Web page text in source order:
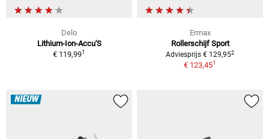
Delo
Lithium-Ion-Accu'S
€ 119,991
Ermax
Rollerschijf Sport
Adviesprijs € 129,952
€ 123,451
NIEUW